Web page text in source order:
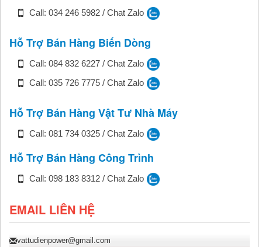
Call: 034 246 5982 / Chat Zalo
Hỗ Trợ Bán Hàng Biến Dòng
Call: 084 832 6227 / Chat Zalo
Call: 035 726 7775 / Chat Zalo
Hỗ Trợ Bán Hàng Vật Tư Nhà Máy
Call: 081 734 0325 / Chat Zalo
Hỗ Trợ Bán Hàng Công Trình
Call: 098 183 8312 / Chat Zalo
EMAIL LIÊN HỆ
vattudienpower@gmail.com